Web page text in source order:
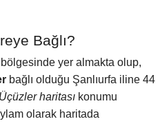
Bağlı?
yer almakta olup,
bağlı olduğu Şanlıurfa iline 44
Üçüzler haritası konumu
olarak haritada